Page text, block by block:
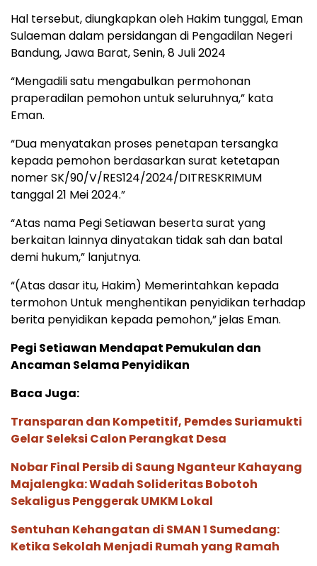
Hal tersebut, diungkapkan oleh Hakim tunggal, Eman
Sulaeman dalam persidangan di Pengadilan Negeri
Bandung, Jawa Barat, Senin, 8 Juli 2024
“Mengadili satu mengabulkan permohonan
praperadilan pemohon untuk seluruhnya,” kata
Eman.
“Dua menyatakan proses penetapan tersangka
kepada pemohon berdasarkan surat ketetapan
nomer SK/90/V/RES124/2024/DITRESKRIMUM
tanggal 21 Mei 2024.”
“Atas nama Pegi Setiawan beserta surat yang
berkaitan lainnya dinyatakan tidak sah dan batal
demi hukum,” lanjutnya.
“(Atas dasar itu, Hakim) Memerintahkan kepada
termohon Untuk menghentikan penyidikan terhadap
berita penyidikan kepada pemohon,” jelas Eman.
Pegi Setiawan Mendapat Pemukulan dan
Ancaman Selama Penyidikan
Baca Juga:
Transparan dan Kompetitif, Pemdes Suriamukti
Gelar Seleksi Calon Perangkat Desa
Nobar Final Persib di Saung Nganteur Kahayang
Majalengka: Wadah Solideritas Bobotoh
Sekaligus Penggerak UMKM Lokal
Sentuhan Kehangatan di SMAN 1 Sumedang:
Ketika Sekolah Menjadi Rumah yang Ramah